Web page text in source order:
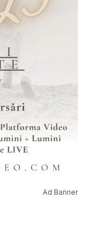
Ad Banner